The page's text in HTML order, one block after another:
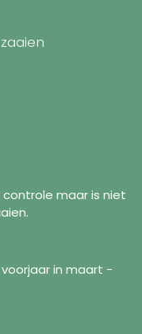
maar is niet
in maart -